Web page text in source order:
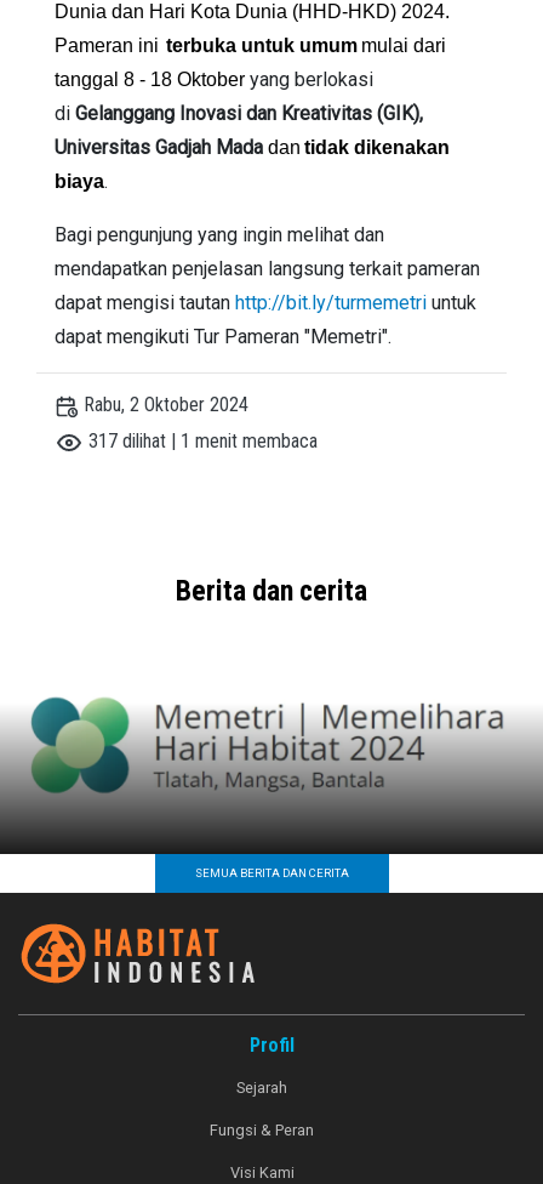
Dunia dan Hari Kota Dunia (HHD-HKD) 2024.
Pameran ini terbuka untuk umum mulai dari
tanggal 8 - 18 Oktober yang berlokasi
di Gelanggang Inovasi dan Kreativitas (GIK),
Universitas Gadjah Mada dan tidak dikenakan
biaya.
Bagi pengunjung yang ingin melihat dan
mendapatkan penjelasan langsung terkait pameran
dapat mengisi tautan http://bit.ly/turmemetri untuk
dapat mengikuti Tur Pameran "Memetri".
Rabu, 2 Oktober 2024
317 dilihat | 1 menit membaca
Berita dan cerita
SEMUA BERITA DAN CERITA
Profil
Sejarah
Fungsi & Peran
Visi Kami